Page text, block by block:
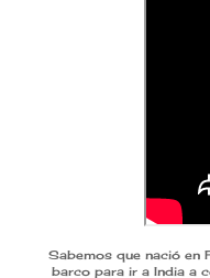
Sabemos que nació en
barco para ir a India a